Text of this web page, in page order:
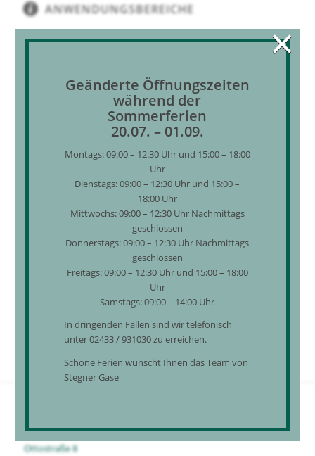
ANWENDUNGSBEREICHE
Schutzgas zum Schweißen
Glasfasertechnik
Tiefseetauchen
FLASCHENGRÖSSEN
Wir führen Pfandflaschen und Eigentumsflaschen in allen
10 Liter
HIER FINDEN SIE UNS
Ottostraße 8
Geänderte Öffnungszeiten
während der
Sommerferien
20.07. – 01.09.
Montags: 09:00 – 12:30 Uhr und 15:00 – 18:00
Uhr
Dienstags: 09:00 – 12:30 Uhr und 15:00 –
18:00 Uhr
Mittwochs: 09:00 – 12:30 Uhr Nachmittags
geschlossen
Donnerstags: 09:00 – 12:30 Uhr Nachmittags
geschlossen
Freitags: 09:00 – 12:30 Uhr und 15:00 – 18:00
Uhr
Samstags: 09:00 – 14:00 Uhr
In dringenden Fällen sind wir telefonisch
unter 02433 / 931030 zu erreichen.
Schöne Ferien wünscht Ihnen das Team von
Stegner Gase
×